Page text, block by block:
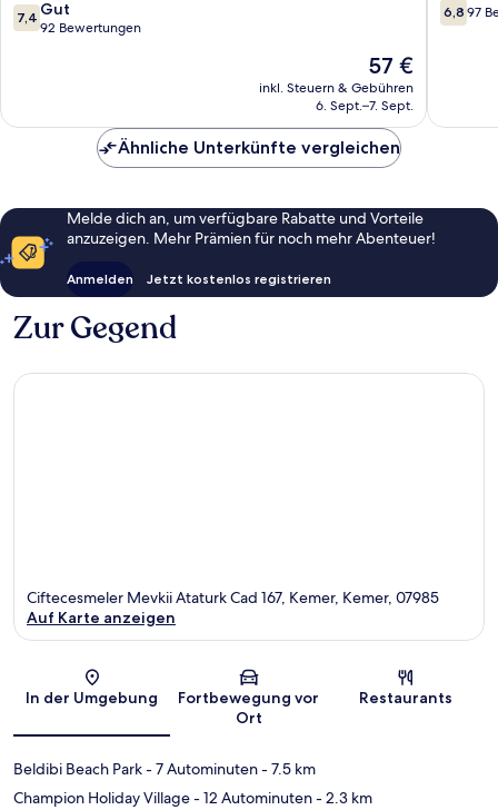
7.4
von
7,4 Gut
92 Bewertungen
Der
Preis
beträgt
57 €
inkl. Steuern & Gebühren
6. Sept.–7. Sept.
All
Inclusive
6.8
von
6,8 97
Ähnliche Unterkünfte vergleichen
Melde dich an, um verfügbare Rabatte und Vorteile
anzuzeigen. Mehr Prämien für noch mehr Abenteuer!
Anmelden Jetzt kostenlos registrieren
Zur Gegend
Karte
Ciftecesmeler Mevkii Ataturk Cad 167, Kemer, Kemer, 07985
Auf Karte anzeigen
In der Umgebung
Fortbewegung vor
Ort
Restaurants
Beldibi Beach Park- 7 Autominuten- 7.5 km
Champion Holiday Village- 12 Autominuten- 2.3 km